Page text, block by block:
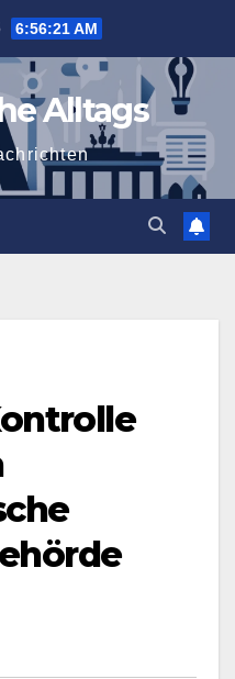
6:56:22 AM
Alltags